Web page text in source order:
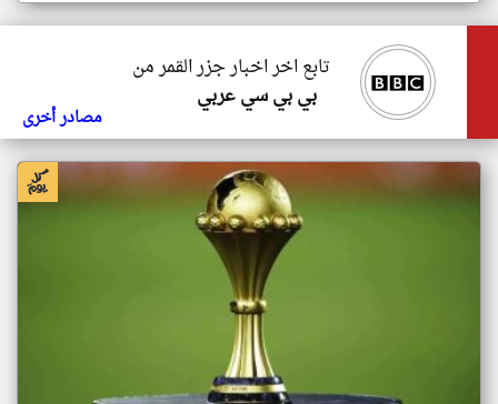
تابع اخر اخبار جزر القمر من
بي بي سي عربي
مصادر أخرى